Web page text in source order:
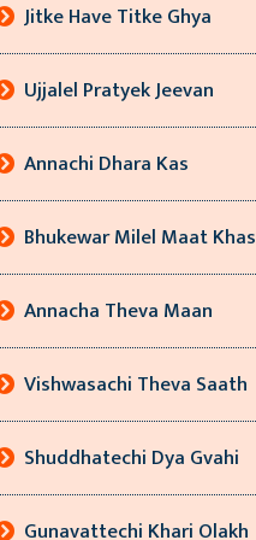
Jitke Have Titke Ghya
Ujjalel Pratyek Jeevan
Annachi Dhara Kas
Bhukewar Milel Maat Khas
Annacha Theva Maan
Vishwasachi Theva Saath
Shuddhatechi Dya Gvahi
Gunavattechi Khari Olakh